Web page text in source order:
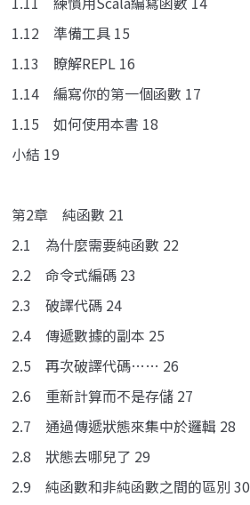
1.12 準備工具 15
1.13 瞭解REPL 16
1.14 編寫你的第一個函數 17
1.15 如何使用本書 18
小結 19
第2章 純函數 21
2.1 為什麼需要純函數 22
2.2 命令式編碼 23
2.3 破譯代碼 24
2.4 傳遞數據的副本 25
2.5 再次破譯代碼…… 26
2.6 重新計算而不是存儲 27
2.7 通過傳遞狀態來集中於邏輯 28
2.8 狀態去哪兒了 29
2.9 純函數和非純函數之間的區別 30